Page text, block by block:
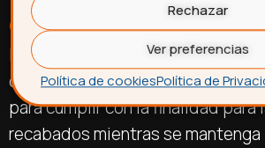
Rechazar
Ver preferencias
Política de cookiesPolítica de
Conservación de los
Los datos personales
conservarán durante el plazo de
para cumplir con la finalidad para
recabados mientras se mantenga